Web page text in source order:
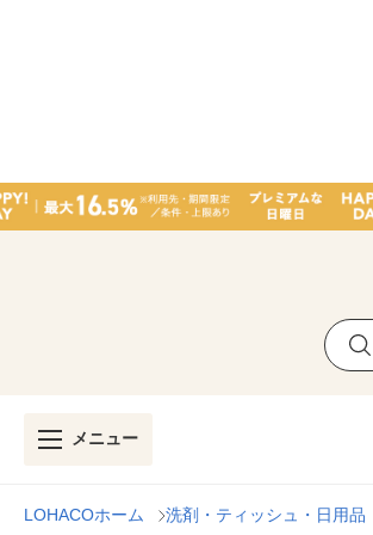
メニュー
LOHACOホーム 洗剤・ティッシュ・日用品